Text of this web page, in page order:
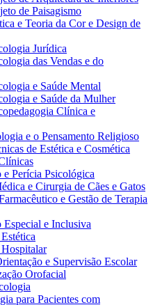
de Paisagismo
e Teoria da Cor e Design de
Jurídica
das Vendas e do
e Saúde Mental
e Saúde da Mulher
Clínica e
e o Pensamento Religioso
de Estética e Cosmética
e Perícia Psicológica
e Cirurgia de Cães e Gatos
e Gestão de Terapia
Especial e Inclusiva
Hospitalar
e Supervisão Escolar
Orofacial
para Pacientes com